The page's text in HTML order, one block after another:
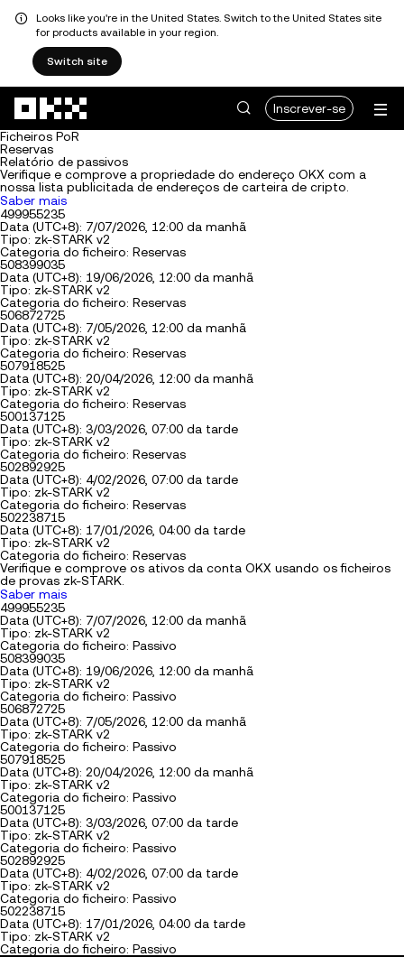
Looks like you're in the United States. Switch to the United States site
for products available in your region.
Switch site
Inscrever-se
Ficheiros PoR
Reservas
Relatório de passivos
Verifique e comprove a propriedade do endereço OKX com a
nossa lista publicitada de endereços de carteira de cripto.
Saber mais
499955235
Data (UTC+8): 7/07/2026, 12:00 da manhã
Tipo: zk-STARK v2
Categoria do ficheiro: Reservas
508399035
Data (UTC+8): 19/06/2026, 12:00 da manhã
Tipo: zk-STARK v2
Categoria do ficheiro: Reservas
506872725
Data (UTC+8): 7/05/2026, 12:00 da manhã
Tipo: zk-STARK v2
Categoria do ficheiro: Reservas
507918525
Data (UTC+8): 20/04/2026, 12:00 da manhã
Tipo: zk-STARK v2
Categoria do ficheiro: Reservas
500137125
Data (UTC+8): 3/03/2026, 07:00 da tarde
Tipo: zk-STARK v2
Categoria do ficheiro: Reservas
502892925
Data (UTC+8): 4/02/2026, 07:00 da tarde
Tipo: zk-STARK v2
Categoria do ficheiro: Reservas
502238715
Data (UTC+8): 17/01/2026, 04:00 da tarde
Tipo: zk-STARK v2
Categoria do ficheiro: Reservas
Verifique e comprove os ativos da conta OKX usando os ficheiros
de provas zk-STARK.
Saber mais
499955235
Data (UTC+8): 7/07/2026, 12:00 da manhã
Tipo: zk-STARK v2
Categoria do ficheiro: Passivo
508399035
Data (UTC+8): 19/06/2026, 12:00 da manhã
Tipo: zk-STARK v2
Categoria do ficheiro: Passivo
506872725
Data (UTC+8): 7/05/2026, 12:00 da manhã
Tipo: zk-STARK v2
Categoria do ficheiro: Passivo
507918525
Data (UTC+8): 20/04/2026, 12:00 da manhã
Tipo: zk-STARK v2
Categoria do ficheiro: Passivo
500137125
Data (UTC+8): 3/03/2026, 07:00 da tarde
Tipo: zk-STARK v2
Categoria do ficheiro: Passivo
502892925
Data (UTC+8): 4/02/2026, 07:00 da tarde
Tipo: zk-STARK v2
Categoria do ficheiro: Passivo
502238715
Data (UTC+8): 17/01/2026, 04:00 da tarde
Tipo: zk-STARK v2
Categoria do ficheiro: Passivo